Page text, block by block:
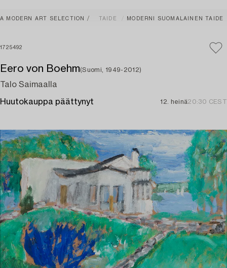
A MODERN ART SELECTION TAIDE MODERNI SUOMALAINEN TAIDE
1725492
Eero von Boehm(Suomi, 1949-2012)
Talo Saimaalla
Huutokauppa päättynyt 12. heinä20:30 CEST